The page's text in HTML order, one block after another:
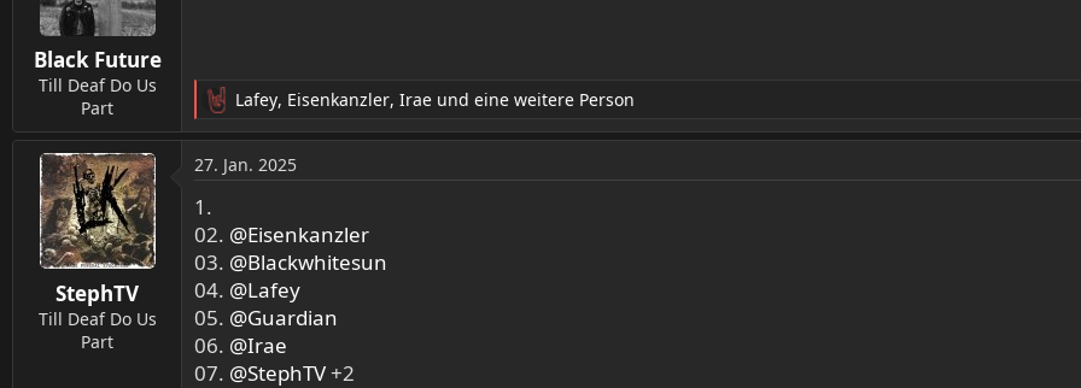
Black Future
Till Deaf Do Us
Part
R
e
a
k
i
o
n
e
n
:
Lafey, Eisenkanzler, Irae und eine weitere Person
StephTV
Till Deaf Do Us
Part
27. Jan. 2025
1.
02. @Eisenkanzler
03. @Blackwhitesun
04. @Lafey
05. @Guardian
06. @Irae
07. @StephTV+2